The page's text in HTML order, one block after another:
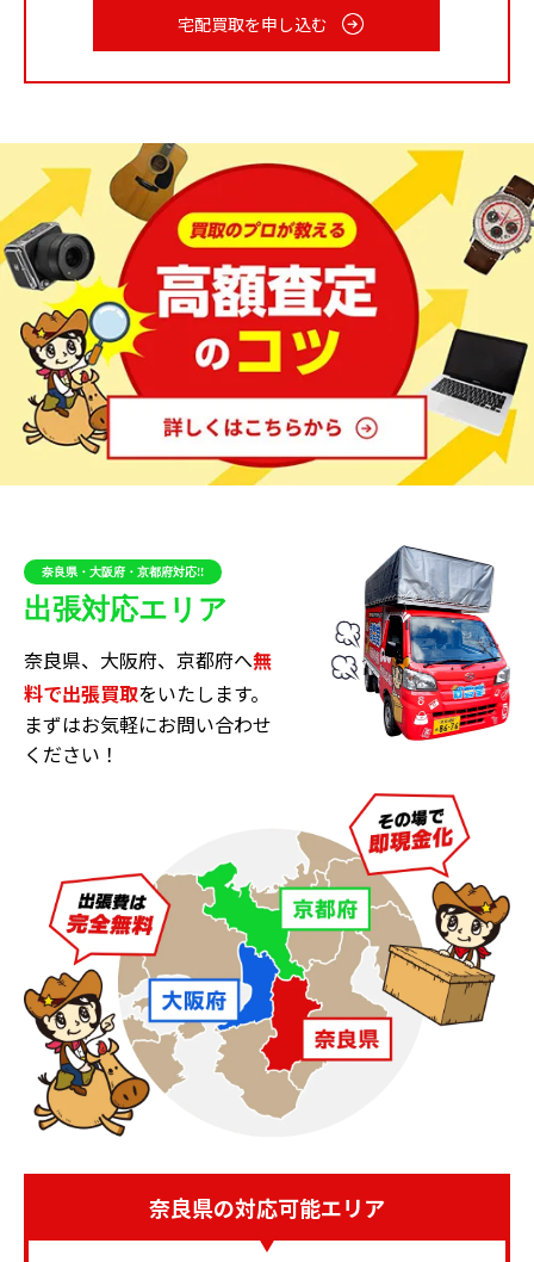
破損させ、査定額が低くなってしまう恐れがあります。
ギャランティカードや付属品は大切に保管しておく
シャネルはそもそも高価な製品が多いため、元箱等の付
属品にも価値があり、揃っていると査定がプラスになり
ます。
ギャランティカード（保証書）や付属品がある場合は、
正規品であることを証明するものになるため大切に保管
しておきましょう。
マトラッセ、カメリアなどのシリーズは定番ながらもデ
ザイン等を細かく変えながら新作が出ています。こうし
た流れと並行して、古いモデルであっても状態が良く、
希少価値の高いものはプレミア価格で取引され続けてい
ます。このようにシャネル製品は中古市場で活発に流通
します。使わずに自宅に保存しているものは積極的に査
－査定のポイント
シャネル の査定を高くするためには次のポイント
が重要です。
目立つキズや汚れがあると査定がダウンします
動作不良・動作不能
破損があると査定がダウンします
宅配買取を申し込む
奈良県・大阪府・京都府対応!!
出張対応エリア
奈良県、大阪府、京都府へ無
料で出張買取をいたします。
まずはお気軽にお問い合わせ
ください！
奈良県の対応可能エリア